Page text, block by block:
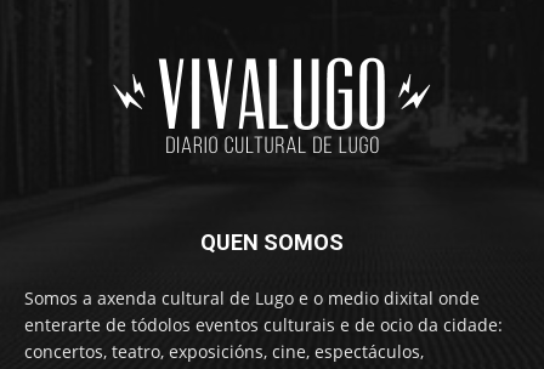
QUEN SOMOS
Somos a axenda cultural de Lugo e o medio dixital onde
enterarte de tódolos eventos culturais e de ocio da cidade:
concertos, teatro, exposicións, cine, espectáculos,